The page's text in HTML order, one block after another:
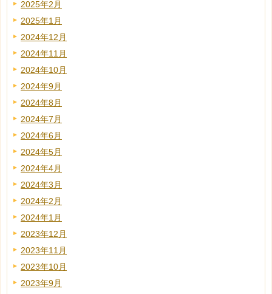
2025年2月
2025年1月
2024年12月
2024年11月
2024年10月
2024年9月
2024年8月
2024年7月
2024年6月
2024年5月
2024年4月
2024年3月
2024年2月
2024年1月
2023年12月
2023年11月
2023年10月
2023年9月